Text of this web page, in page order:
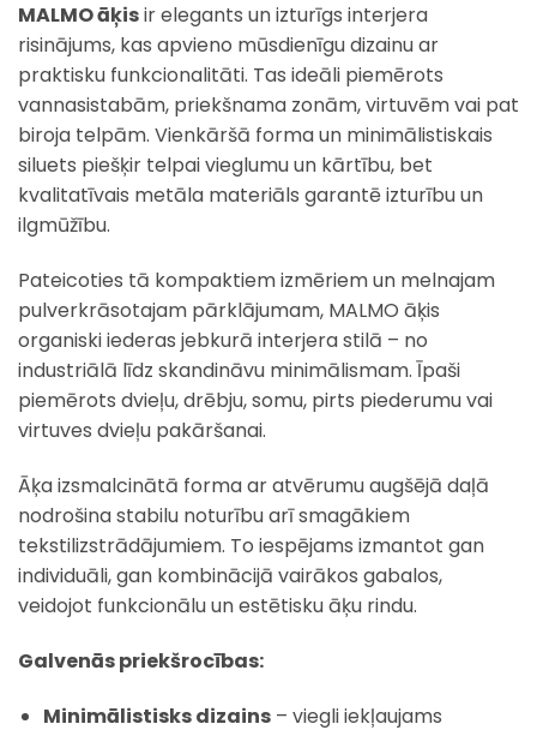
MALMO āķisir elegants un izturīgs interjera
risinājums, kas apvieno mūsdienīgu dizainu ar
praktisku funkcionalitāti. Tas ideāli piemērots
vannasistabām, priekšnama zonām, virtuvēm vai pat
biroja telpām. Vienkāršā forma un minimālistiskais
siluets piešķir telpai vieglumu un kārtību, bet
kvalitatīvais metāla materiāls garantē izturību un
ilgmūžību.
Pateicoties tā kompaktiem izmēriem un melnajam
pulverkrāsotajam pārklājumam, MALMO āķis
organiski iederas jebkurā interjera stilā – no
industriālā līdz skandināvu minimālismam. Īpaši
piemērots dvieļu, drēbju, somu, pirts piederumu vai
virtuves dvieļu pakāršanai.
Āķa izsmalcinātā forma ar atvērumu augšējā daļā
nodrošina stabilu noturību arī smagākiem
tekstilizstrādājumiem. To iespējams izmantot gan
individuāli, gan kombinācijā vairākos gabalos,
veidojot funkcionālu un estētisku āķu rindu.
Galvenās priekšrocības:
Minimālistisks dizains– viegli iekļaujams